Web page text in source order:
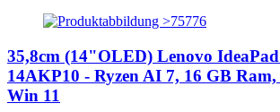
35,8cm (14"OLED) Lenovo
14AKP10 - Ryzen AI 7, 16 GB Ram,
Win 11